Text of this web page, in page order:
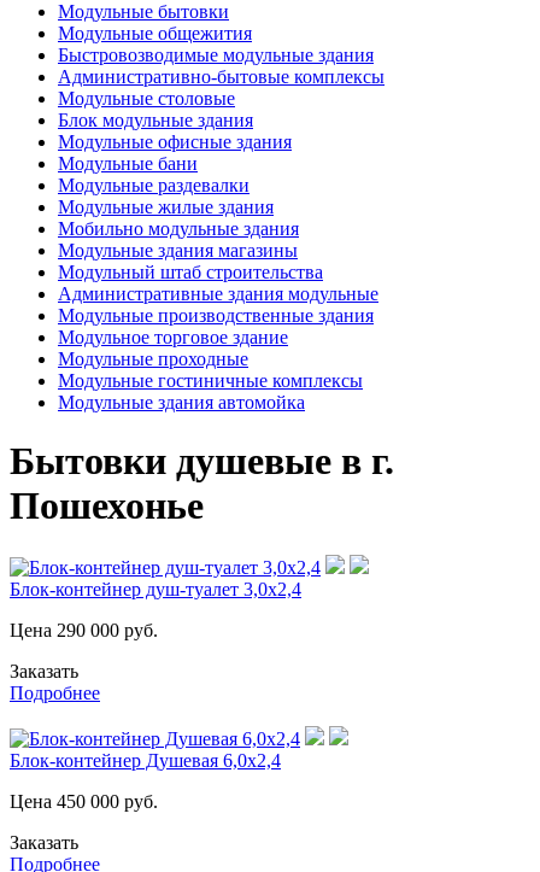
Модульные бытовки
Модульные общежития
Быстровозводимые модульные здания
Административно-бытовые комплексы
Модульные столовые
Блок модульные здания
Модульные офисные здания
Модульные бани
Модульные раздевалки
Модульные жилые здания
Мобильно модульные здания
Модульные здания магазины
Модульный штаб строительства
Административные здания модульные
Модульные производственные здания
Модульное торговое здание
Модульные проходные
Модульные гостиничные комплексы
Модульные здания автомойка
Бытовки душевые в г.
Пошехонье
Блок-контейнер душ-туалет 3,0х2,4
Цена 290 000 руб.
Заказать
Подробнее
Блок-контейнер Душевая 6,0х2,4
Цена 450 000 руб.
Заказать
Подробнее